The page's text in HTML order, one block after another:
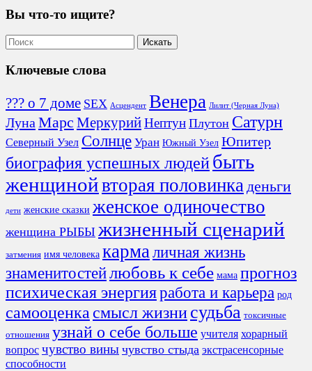
Вы что-то ищите?
Ключевые слова
??? о 7 доме SEX Асцендент Венера Лилит (Черная Луна)
Луна Марс МеркурийНептун Плутон Сатурн
Северный Узел Солнце Уран Южный Узел Юпитер
биография успешных людейбыть
женщинойвторая половинка деньги
дети женские сказки женское одиночество
женщина РЫБЫ жизненный сценарий
затмения имя человека карма личная жизнь
знаменитостейлюбовь к себе мама прогноз
психическая энергияработа и карьера род
самооценка смысл жизнисудьба токсичные
отношения узнай о себе больше учителя хорарный
вопрос чувство вины чувство стыда экстрасенсорные
способности